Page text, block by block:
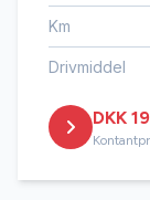
fartpilot
Km
Drivmiddel
DKK